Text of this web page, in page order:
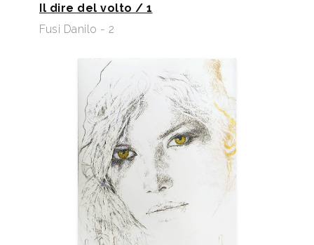
Il dire del volto / 1
Fusi Danilo - 2